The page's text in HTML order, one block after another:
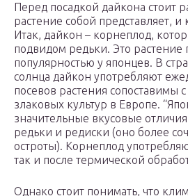
Перед посадкой дайкона стоит
растение собой представляет, и
Итак, дайкон – корнеплод,
подвидом редьки. Это растение
популярностью у японцев. В
солнца дайкон употребляют
посевов растения сопоставимы
злаковых культур в Европе.
значительные вкусовые
редьки и редиски (оно более
остроты). Корнеплод
так и после термической
Однако стоит понимать, что